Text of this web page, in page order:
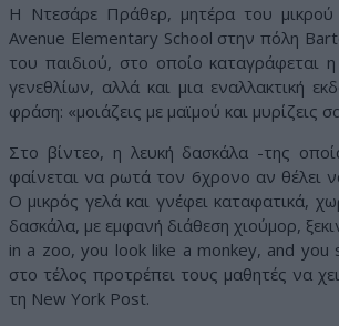
Η Ντεσάρε Πράθερ, μητέρα του
Avenue Elementary School στην πόλη
του παιδιού, στο οποίο καταγράφεται
γενεθλίων, αλλά και μια εναλλακτική
φράση: «μοιάζεις με μαϊμού και μυρίζεις
Στο βίντεο, η λευκή δασκάλα -της
φαίνεται να ρωτά τον 6χρονο αν θέλει
Ο μικρός γελά και γνέφει καταφατικά,
δασκάλα, με εμφανή διάθεση χιούμορ,
in a zoo, you look like a monkey, and
στο τέλος προτρέπει τους μαθητές να
τη New York Post.